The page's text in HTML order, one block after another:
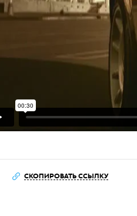
СКОПИРОВАТЬ ССЫЛКУ